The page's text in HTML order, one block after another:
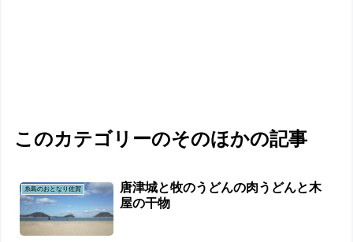
このカテゴリーのそのほかの記事
糸島のおとなり佐賀
唐津城と牧のうどんの肉うどんと木
屋の干物